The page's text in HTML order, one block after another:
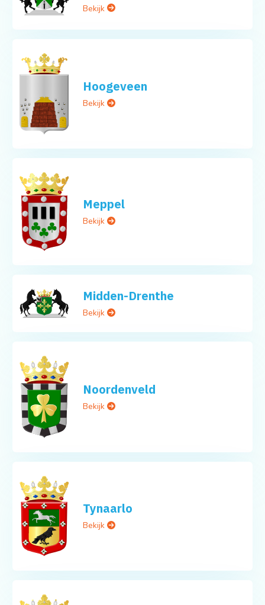
Bekijk
Hoogeveen
Bekijk
Meppel
Bekijk
Midden-Drenthe
Bekijk
Noordenveld
Bekijk
Tynaarlo
Bekijk